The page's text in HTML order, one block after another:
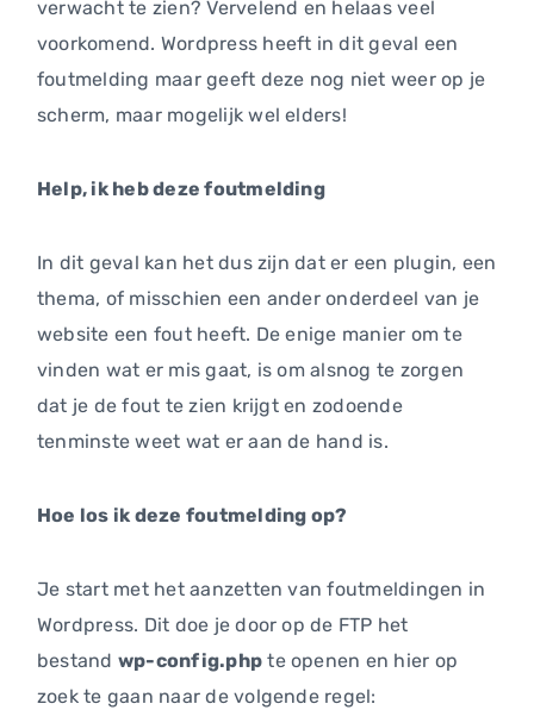
verwacht te zien? Vervelend en helaas veel
voorkomend. Wordpress heeft in dit geval een
foutmelding maar geeft deze nog niet weer op je
scherm, maar mogelijk wel elders!
Help, ik heb deze foutmelding
In dit geval kan het dus zijn dat er een plugin, een
thema, of misschien een ander onderdeel van je
website een fout heeft. De enige manier om te
vinden wat er mis gaat, is om alsnog te zorgen
dat je de fout te zien krijgt en zodoende
tenminste weet wat er aan de hand is.
Hoe los ik deze foutmelding op?
Je start met het aanzetten van foutmeldingen in
Wordpress. Dit doe je door op de FTP het
bestand wp-config.php te openen en hier op
zoek te gaan naar de volgende regel: